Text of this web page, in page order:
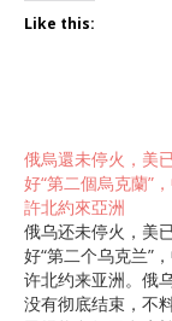
Like this:
俄烏還未停火，美
好“第二個烏克蘭”
許北約來亞洲
俄乌还未停火，美
好“第二个乌克兰”
许北约来亚洲。俄
没有彻底结束，不